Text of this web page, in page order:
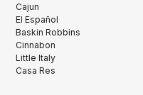
Cajun
El Español
Baskin Robbins
Cinnabon
Little Italy
Casa Res